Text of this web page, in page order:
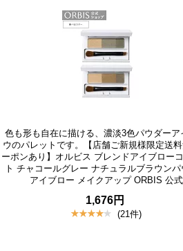
色も形も自在に描ける、濃淡3色パウダーア
ウのパレットです。【店舗ご新規様限定送
ーポンあり】オルビス ブレンドアイブロー
ト チャコールグレー ナチュラルブラウンパ
アイブロー メイクアップ ORBIS 公式
1,676円
(21件)